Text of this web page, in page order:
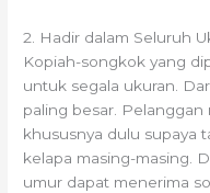
2. Hadir dalam Seluruh
Kopiah-songkok yang
untuk segala ukuran.
paling besar.
khususnya dulu supaya
kelapa masing-masing.
umur dapat menerima